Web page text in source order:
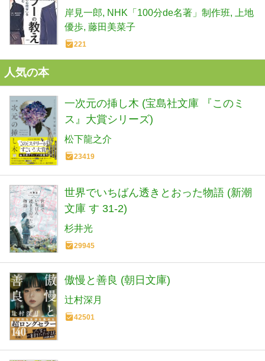
岸見一郎 NHK「100分de名著」制作班
上地
優歩 藤田美菜子
221
人気の本
一次元の挿し木 (宝島社文庫 『このミ
ス』大賞シリーズ)
松下龍之介
23419
世界でいちばん透きとおった物語 (新潮
文庫 す 31-2)
杉井光
29945
傲慢と善良 (朝日文庫)
辻村深月
42501